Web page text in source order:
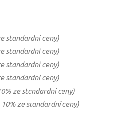
standardní ceny)
standardní ceny)
standardní ceny)
standardní ceny)
ze standardní ceny)
10% ze standardní ceny)